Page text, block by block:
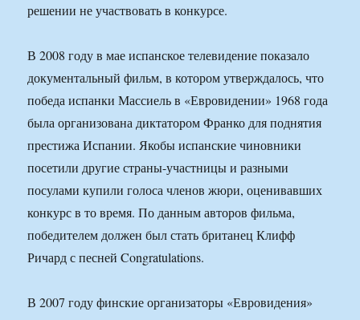
решении не участвовать в конкурсе.
В 2008 году в мае испанское телевидение показало
документальный фильм, в котором утверждалось, что
победа испанки Массиель в «Евровидении» 1968 года
была организована диктатором Франко для поднятия
престижа Испании. Якобы испанские чиновники
посетили другие страны-участницы и разными
посулами купили голоса членов жюри, оценивавших
конкурс в то время. По данным авторов фильма,
победителем должен был стать британец Клифф
Ричард с песней Congratulations.
В 2007 году финские организаторы «Евровидения»